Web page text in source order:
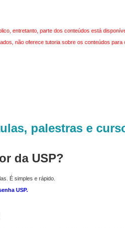
entretanto, parte dos conteúdos está
não oferece tutoria sobre os conteúdos para
palestras e
da USP?
É simples e rápido.
USP.